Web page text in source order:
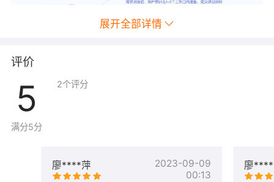
展开全部详情
评价
5
满分5分
2个评分
廖****萍
2023-09-09
00:13
廖